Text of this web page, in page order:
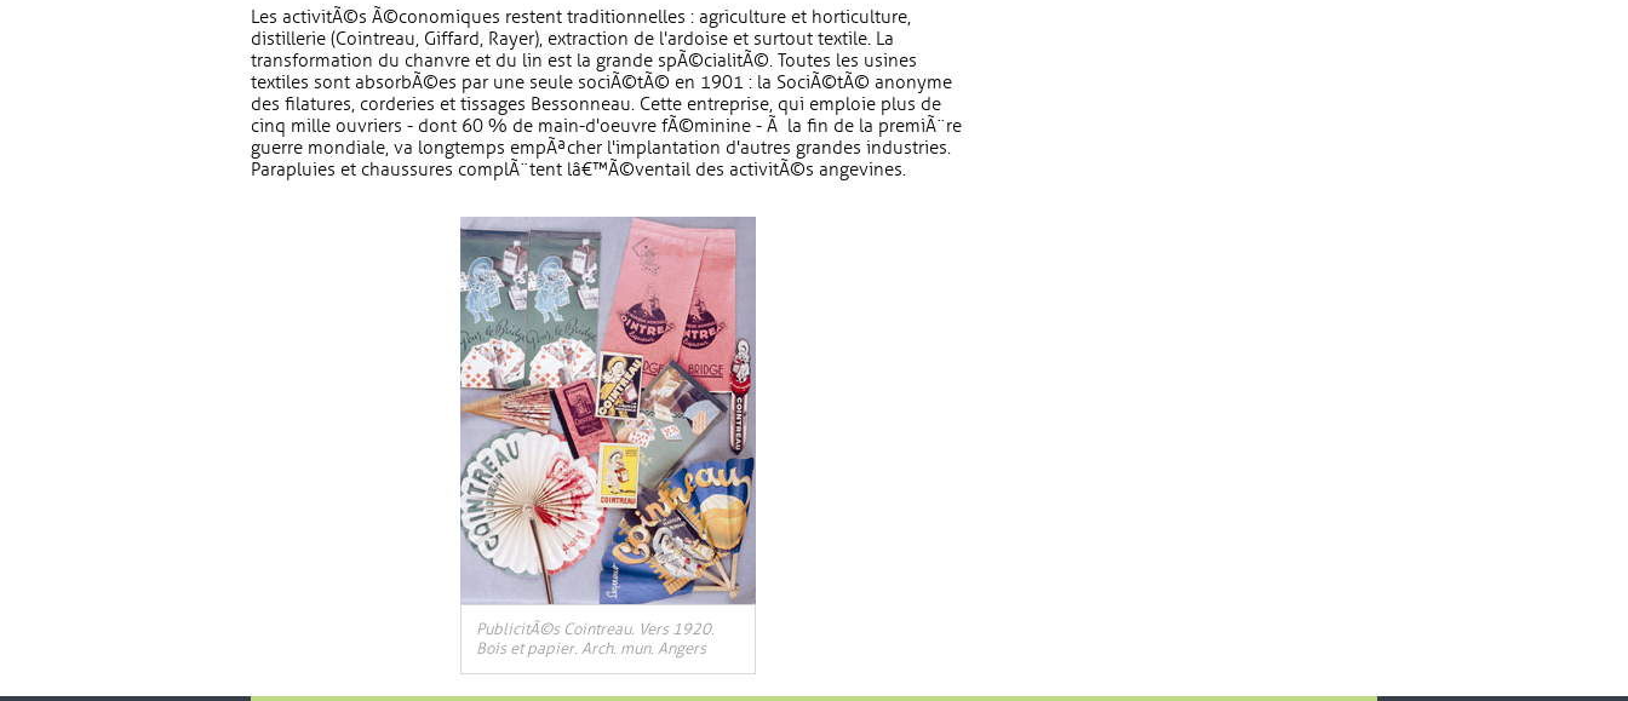
Les activitÃ©s Ã©conomiques restent traditionnelles : agriculture et horticulture,
distillerie (Cointreau, Giffard, Rayer), extraction de l'ardoise et surtout textile. La
transformation du chanvre et du lin est la grande spÃ©cialitÃ©. Toutes les usines
textiles sont absorbÃ©es par une seule sociÃ©tÃ© en 1901 : la SociÃ©tÃ© anonyme
des filatures, corderies et tissages Bessonneau. Cette entreprise, qui emploie plus de
cinq mille ouvriers - dont 60 % de main-d'oeuvre fÃ©minine - Ã la fin de la premiÃ¨re
guerre mondiale, va longtemps empÃªcher l'implantation d'autres grandes industries.
Parapluies et chaussures complÃ¨tent lâ€™Ã©ventail des activitÃ©s angevines.
PublicitÃ©s Cointreau. Vers 1920.
Bois et papier. Arch. mun. Angers